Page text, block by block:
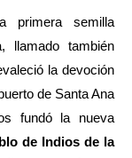
primera semilla
llamado también
la devoción
de Santa Ana
fundó la nueva
de Indios de la